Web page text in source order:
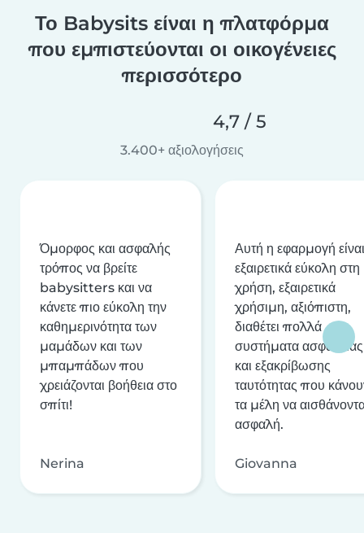
Το Babysits είναι η πλατφόρμα
που εμπιστεύονται οι οικογένειες
περισσότερο
4,7 / 5
3.400+ αξιολογήσεις
Όμορφος και ασφαλής
τρόπος να βρείτε
babysitters και να
κάνετε πιο εύκολη την
καθημερινότητα των
μαμάδων και των
μπαμπάδων που
χρειάζονται βοήθεια στο
σπίτι!
Nerina
Αυτή η εφαρμογή είναι
εξαιρετικά εύκολη στη
χρήση, εξαιρετικά
χρήσιμη, αξιόπιστη,
διαθέτει πολλά
συστήματα ασφαλείας
και εξακρίβωσης
ταυτότητας που
τα μέλη να
ασφαλή.
Giovanna